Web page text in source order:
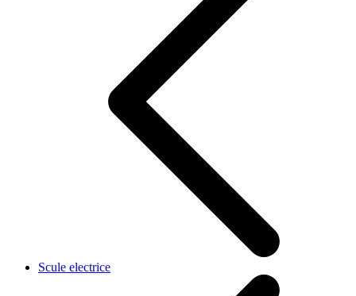
Scule electrice